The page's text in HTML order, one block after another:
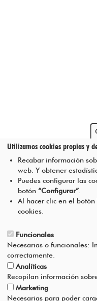
Utilizamos cookies propias y
Recabar información
web. Y obtener
Puedes configurar las
botón “Configurar”.
Al hacer clic en el botón
cookies.
Funcionales
Necesarias o funcionales:
correctamente.
Analíticas
Recopilan información
Marketing
Necesarias para poder